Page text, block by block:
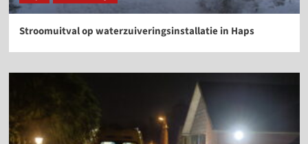
Stroomuitval op waterzuiveringsinstallatie in Haps